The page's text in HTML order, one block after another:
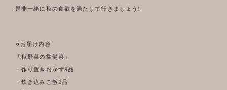
是非一緒に秋の食欲を満たして行きましょう!
⚪︎お届け内容
「秋野菜の常備菜」
・作り置きおかず8品
・炊き込みご飯2品